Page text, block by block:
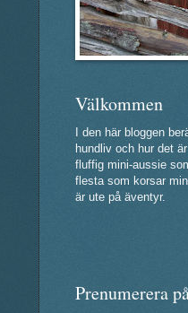
Välkommen
I den här bloggen
hundliv och hur det
fluffig mini-aussie
flesta som korsar
är ute på äventyr.
Prenumerera